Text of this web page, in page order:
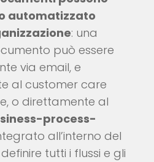
automatizzato
: una
può essere
via email, e
al customer care
o direttamente al
process-
all’interno del
tutti i flussi e gli